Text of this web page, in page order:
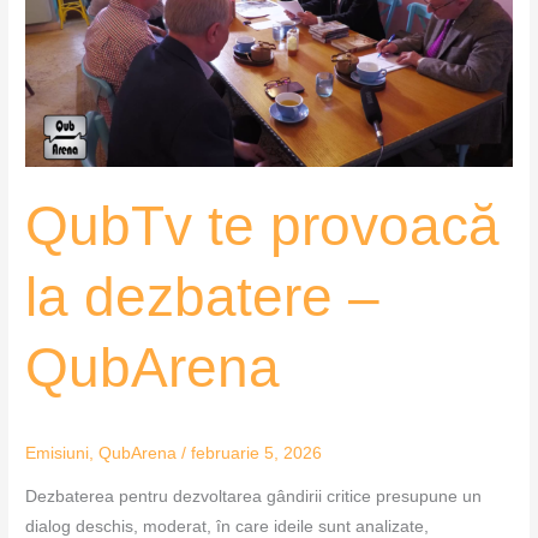
QubTv te provoacă
la dezbatere –
QubArena
Emisiuni,QubArena /februarie 5, 2026
Dezbaterea pentru dezvoltarea gândirii critice presupune un
dialog deschis, moderat, în care ideile sunt analizate,
dezbatere
QubArena